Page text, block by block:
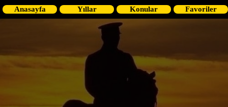
Anasayfa Yıllar Konular Favoriler